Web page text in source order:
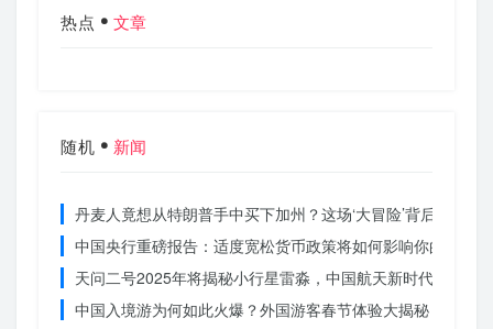
热点 文章
随机 新闻
丹麦人竟想从特朗普手中买下加州？这场‘大冒险’背后藏着什
中国央行重磅报告：适度宽松货币政策将如何影响你的消费？
天问二号2025年将揭秘小行星雷淼，中国航天新时代即将开
中国入境游为何如此火爆？外国游客春节体验大揭秘